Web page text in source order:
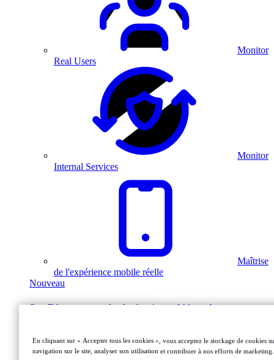
Monitor
Real Users
Monitor
Internal Services
Maîtrise
de l'expérience mobile réelle
Nouveau
OpenTelemetry : consultez les données synthétiques dans vos
En savoir plus
En cliquant sur « Accepter tous les cookies », vous acceptez le stockage de cookies
navigation sur le site, analyser son utilisation et contribuer à nos efforts de marketing.